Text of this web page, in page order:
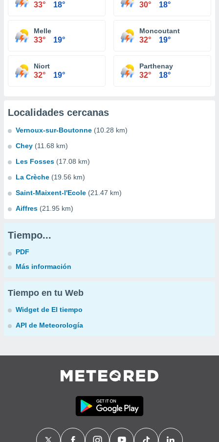
33° 18° 30° 18°
Melle
33° 19°
Moncoutant
32° 19°
Niort
32° 19°
Parthenay
32° 18°
Localidades cercanas
Vernoux-sur-Boutonne (10.28 km)
Chey (11.68 km)
Les Fosses (17.08 km)
La Crèche (19.56 km)
Saint-Maixent-l'Ecole (21.47 km)
Aiffres (21.95 km)
Tiempo...
PDF
Más información
Tiempo en tu Web
Widget de El tiempo
API de Meteorología